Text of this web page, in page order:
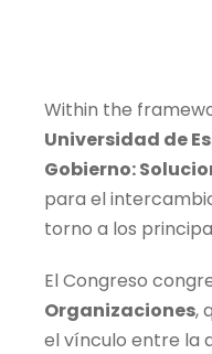
Within the
Universidad de
Gobierno:
para el
torno a los
El Congreso
Organizaciones,
el vínculo entre la